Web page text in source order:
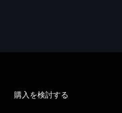
購入を検討する